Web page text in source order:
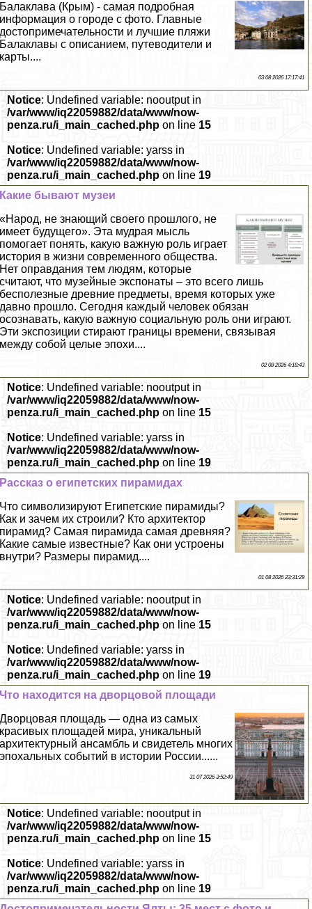
Балаклава (Крым) - самая подробная
информация о городе с фото. Главные
достопримечательности и лучшие пляжи
Балаклавы с описанием, путеводители и
карты....
03 08 2026 17:17:41
Notice: Undefined variable: nooutput in
/var/www/iq22059882/data/www/now-
penza.ru/i_main_cached.php on line 15
Notice: Undefined variable: yarss in
/var/www/iq22059882/data/www/now-
penza.ru/i_main_cached.php on line 19
Какие бывают музеи
«Народ, не знающий своего прошлого, не
имеет будущего». Эта мудрая мысль
помогает понять, какую важную роль играет
история в жизни современного общества.
Нет оправдания тем людям, которые
считают, что музейные экспонаты – это всего лишь
бесполезные древние предметы, время которых уже
давно прошло. Сегодня каждый человек обязан
осознавать, какую важную социальную роль они играют.
Эти экспозиции стирают границы времени, связывая
между собой целые эпохи....
02 08 2026 4:18:43
Notice: Undefined variable: nooutput in
/var/www/iq22059882/data/www/now-
penza.ru/i_main_cached.php on line 15
Notice: Undefined variable: yarss in
/var/www/iq22059882/data/www/now-
penza.ru/i_main_cached.php on line 19
Рассказ о египетских пирамидах
Что символизируют Египетские пирамиды?
Как и зачем их строили? Кто архитектор
пирамид? Самая пирамида самая древняя?
Какие самые известные? Как они устроены
внутри? Размеры пирамид....
01 08 2026 23:31:29
Notice: Undefined variable: nooutput in
/var/www/iq22059882/data/www/now-
penza.ru/i_main_cached.php on line 15
Notice: Undefined variable: yarss in
/var/www/iq22059882/data/www/now-
penza.ru/i_main_cached.php on line 19
Что находится на дворцовой площади
Дворцовая площадь — одна из самых
красивых площадей мира, уникальный
архитектурный ансамбль и свидетель многих
эпохальных событий в истории России......
31 07 2026 3:52:49
Notice: Undefined variable: nooutput in
/var/www/iq22059882/data/www/now-
penza.ru/i_main_cached.php on line 15
Notice: Undefined variable: yarss in
/var/www/iq22059882/data/www/now-
penza.ru/i_main_cached.php on line 19